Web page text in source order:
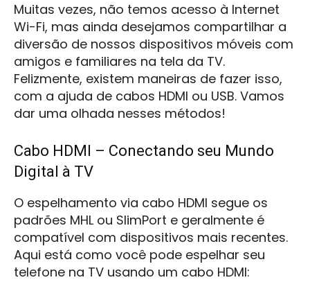
Muitas vezes, não temos acesso à Internet
Wi-Fi, mas ainda desejamos compartilhar a
diversão de nossos dispositivos móveis com
amigos e familiares na tela da TV.
Felizmente, existem maneiras de fazer isso,
com a ajuda de cabos HDMI ou USB. Vamos
dar uma olhada nesses métodos!
Cabo HDMI – Conectando seu Mundo
Digital à TV
O espelhamento via cabo HDMI segue os
padrões MHL ou SlimPort e geralmente é
compatível com dispositivos mais recentes.
Aqui está como você pode espelhar seu
telefone na TV usando um cabo HDMI: